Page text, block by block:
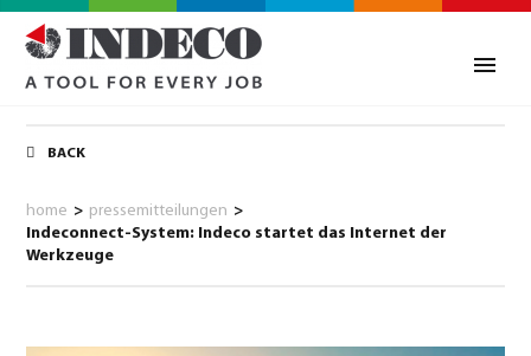
BACK
home > pressemitteilungen >
Indeconnect-System: Indeco startet das Internet der
Werkzeuge